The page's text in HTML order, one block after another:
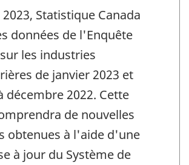
Statistique Canada
données de l'Enquête
les industries
de janvier 2023 et
décembre 2022. Cette
de nouvelles
obtenues à l'aide d'une
à jour du Système de